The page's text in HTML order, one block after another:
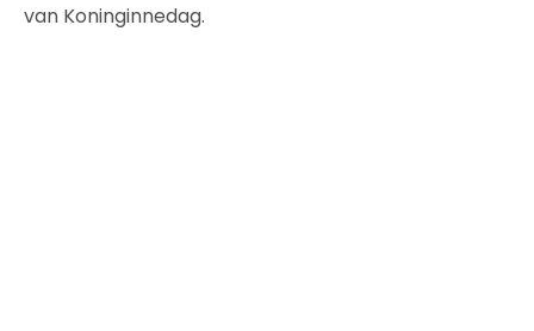
van Koninginnedag.